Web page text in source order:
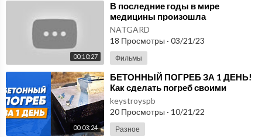
00:10:27
⁣В последние годы в мире
медицины произошла
революция благодаря
инновационным технологиям.
Микросферы
NATGARD
18 Просмотры · 03/21/23
Фильмы
00:03:24
⁣БЕТОННЫЙ ПОГРЕБ ЗА 1 ДЕНЬ!
Как сделать погреб своими
руками?
keystroyspb
20 Просмотры · 10/21/22
Разное